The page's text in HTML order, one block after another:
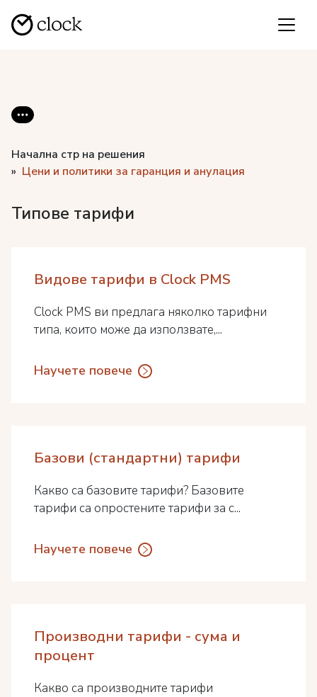
Начална стр на решения
Цени и политики за гаранция и анулация
Типове тарифи
Видове тарифи в Clock PMS
Clock PMS ви предлага няколко тарифни
типа, които може да използвате,...
Научете повече
Базови (стандартни) тарифи
Какво са базовите тарифи? Базовите
тарифи са опростените тарифи за с...
Научете повече
Производни тарифи - сума и
процент
Какво са производните тарифи